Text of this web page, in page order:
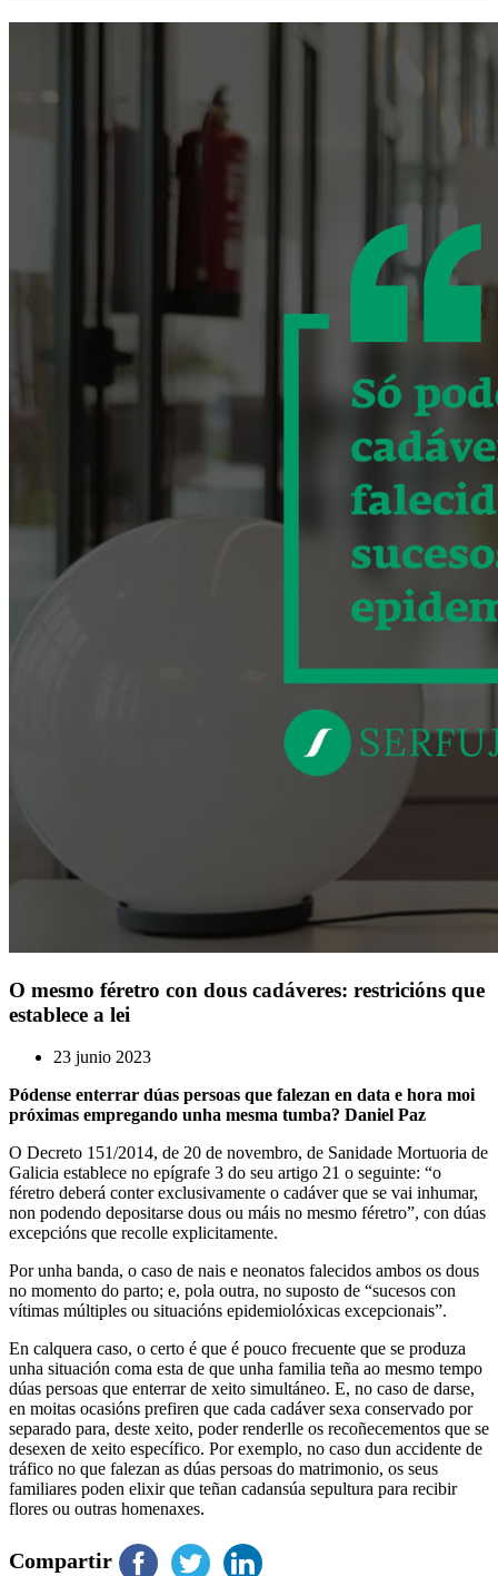
O mesmo féretro con dous cadáveres: restricións que
establece a lei
23 junio 2023
Pódense enterrar dúas persoas que falezan en data e hora moi
próximas empregando unha mesma tumba? Daniel Paz
O Decreto 151/2014, de 20 de novembro, de Sanidade Mortuoria de
Galicia establece no epígrafe 3 do seu artigo 21 o seguinte: “o
féretro deberá conter exclusivamente o cadáver que se vai inhumar,
non podendo depositarse dous ou máis no mesmo féretro”, con dúas
excepcións que recolle explicitamente.
Por unha banda, o caso de nais e neonatos falecidos ambos os dous
no momento do parto; e, pola outra, no suposto de “sucesos con
vítimas múltiples ou situacións epidemiolóxicas excepcionais”.
En calquera caso, o certo é que é pouco frecuente que se produza
unha situación coma esta de que unha familia teña ao mesmo tempo
dúas persoas que enterrar de xeito simultáneo. E, no caso de darse,
en moitas ocasións prefiren que cada cadáver sexa conservado por
separado para, deste xeito, poder renderlle os recoñecementos que se
desexen de xeito específico. Por exemplo, no caso dun accidente de
tráfico no que falezan as dúas persoas do matrimonio, os seus
familiares poden elixir que teñan cadansúa sepultura para recibir
flores ou outras homenaxes.
Compartir